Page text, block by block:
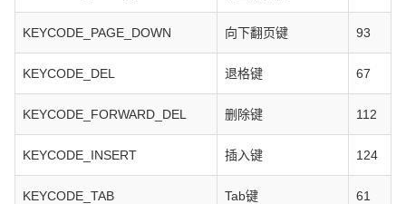
KEYCODE_PAGE_DOWN 向下翻页键 93
KEYCODE_DEL 退格键 67
KEYCODE_FORWARD_DEL 删除键 112
KEYCODE_INSERT 插入键 124
KEYCODE_TAB Tab键 61